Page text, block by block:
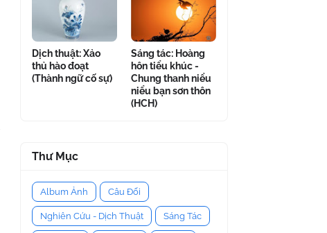
Dịch thuật: Xảo
thủ hào đoạt
(Thành ngữ cố sự)
Sáng tác: Hoàng
hôn tiểu khúc -
Chung thanh niểu
niểu bạn sơn thôn
(HCH)
Thư Mục
Album Ảnh Câu Đối
Nghiên Cứu - Dịch Thuật Sáng Tác